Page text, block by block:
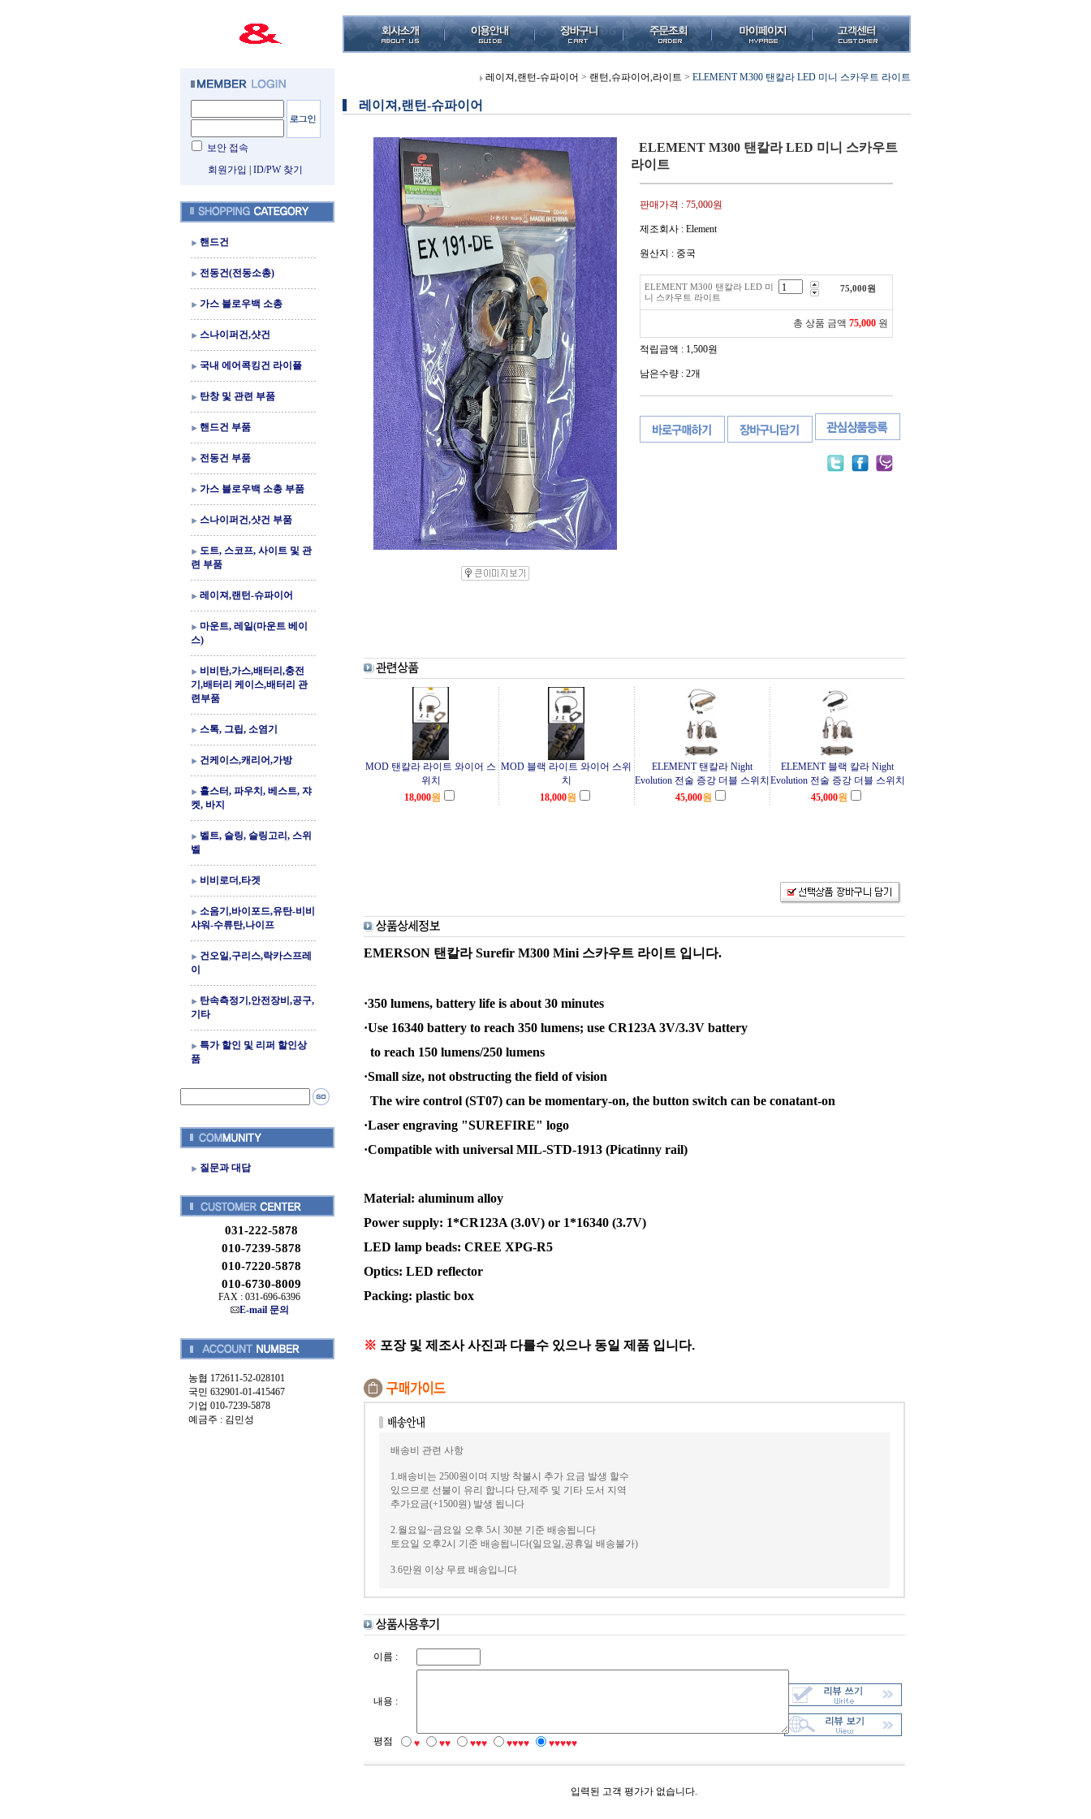
보안 접속
회원가입
ID/PW 찾기
핸드건
전동건(전동소총)
가스 블로우백 소총
스나이퍼건,샷건
국내 에어콕킹건 라이플
탄창 및 관련 부품
핸드건 부품
전동건 부품
가스 블로우백 소총 부품
스나이퍼건,샷건 부품
도트, 스코프, 사이트 및 관
련 부품
레이져,랜턴-슈파이어
마운트, 레일(마운트 베이
스)
비비탄,가스,배터리,충전
기,배터리 케이스,배터리 관
련부품
스톡, 그립, 소염기
건케이스,캐리어,가방
홀스터, 파우치, 베스트, 쟈
켓, 바지
벨트, 슬링, 슬링고리, 스위
벨
비비로더,타겟
소음기,바이포드,유탄-비비
샤워-수류탄,나이프
건오일,구리스,락카스프레
이
탄속측정기,안전장비,공구,
기타
특가 할인 및 리퍼 할인상
품
질문과 대답
031-222-5878
010-7239-5878
010-7220-5878
010-6730-8009
FAX : 031-696-6396
E-mail 문의
농협 172611-52-028101
국민 632901-01-415467
기업 010-7239-5878
예금주 : 김민성
레이져,랜턴-슈파이어 > 랜턴,슈파이어,라이트 > ELEMENT M300 탠칼라 LED 미니 스카우트 라이트
레이져,랜턴-슈파이어
ELEMENT M300 탠칼라 LED 미니 스카우트
라이트
판매가격 : 75,000원
제조회사 : Element
원산지 : 중국
ELEMENT M300 탠칼라 LED 미
니 스카우트 라이트
75,000원
총 상품 금액 75,000 원
적립금액 : 1,500원
남은수량 : 2개
MOD 탠칼라 라이트 와이어 스
위치
MOD 블랙 라이트 와이어 스위
치
ELEMENT 탠칼라 Night
Evolution 전술 증강 더블 스위치
ELEMENT 블랙 칼라 Night
Evolution 전술 증강 더블 스위치
18,000원 18,000원 45,000원 45,000원
EMERSON 탠칼라Surefir M300 Mini 스카우트 라이트 입니다.
·350 lumens, battery life is about 30 minutes
·Use 16340 battery to reach 350 lumens; use CR123A 3V/3.3V battery
to reach 150 lumens/250 lumens
·Small size, not obstructing the field of vision
The wire control (ST07) can be momentary-on, the button switch can be conatant-on
·Laser engraving "SUREFIRE" logo
·Compatible with universal MIL-STD-1913 (Picatinny rail)
Material: aluminum alloy
Power supply: 1*CR123A (3.0V) or 1*16340 (3.7V)
LED lamp beads: CREE XPG-R5
Optics: LED reflector
Packing: plastic box
※ 포장 및 제조사 사진과 다를수 있으나 동일 제품 입니다.
배송비 관련 사항
1.배송비는 2500원이며 지방 착불시 추가 요금 발생 할수
있으므로 선불이 유리 합니다 단,제주 및 기타 도서 지역
추가요금(+1500원) 발생 됩니다
2.월요일~금요일 오후 5시 30분 기준 배송됩니다
토요일 오후2시 기준 배송됩니다(일요일,공휴일 배송불가)
3.6만원 이상 무료 배송입니다
이름 :
내용 :
평점 ♥ ♥♥ ♥♥♥ ♥♥♥♥ ♥♥♥♥♥
입력된 고객 평가가 없습니다.